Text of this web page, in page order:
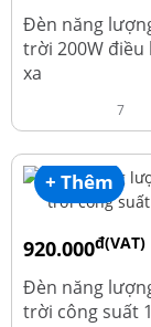
1.960.000
Đèn năng
trời 200W điều
xa
7
+ Thêm
920.000đ(VAT)
1.010.000
Đèn năng
trời công suất